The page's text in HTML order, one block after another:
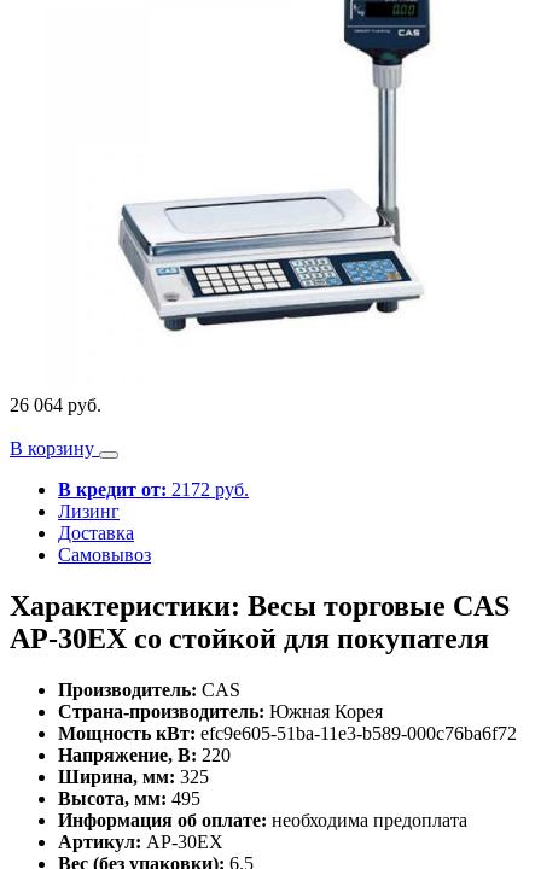
26 064 руб.
В корзину
В кредит от: 2172 руб.
Лизинг
Доставка
Самовывоз
Характеристики: Весы торговые CAS
AP-30EX со стойкой для покупателя
Производитель: CAS
Страна-производитель: Южная Корея
Мощность кВт: efc9e605-51ba-11e3-b589-000c76ba6f72
Напряжение, В: 220
Ширина, мм: 325
Высота, мм: 495
Информация об оплате: необходима предоплата
Артикул: AP-30EX
Вес (без упаковки): 6.5